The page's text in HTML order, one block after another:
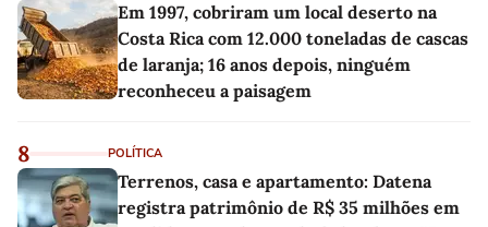
Em 1997, cobriram um local deserto na
Costa Rica com 12.000 toneladas de cascas
de laranja; 16 anos depois, ninguém
reconheceu a paisagem
8 POLÍTICA
Terrenos, casa e apartamento: Datena
registra patrimônio de R$ 35 milhões em